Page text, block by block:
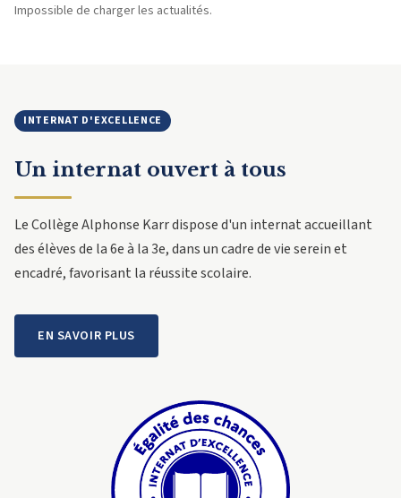
Impossible de charger les actualités.
INTERNAT D'EXCELLENCE
Un internat ouvert à tous
Le Collège Alphonse Karr dispose d'un internat accueillant
des élèves de la 6e à la 3e, dans un cadre de vie serein et
encadré, favorisant la réussite scolaire.
EN SAVOIR PLUS